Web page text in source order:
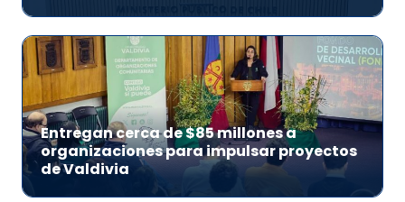
Entregan cerca de $85 millones a
organizaciones para impulsar proyectos
de Valdivia